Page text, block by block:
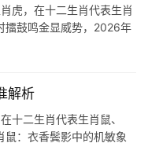
虎，在十二生肖代表生肖
擂鼓鸣金显威势，2026年
化身，虎为百兽之王，
解析
十二生肖代表生肖鼠、
：衣香鬓影中的机敏象